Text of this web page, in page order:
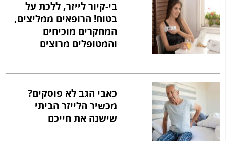
בי-קיור לייזר, ללכת על
בטוח! הרופאים ממליצים,
המחקרים מוכיחים
והמטופלים מרוצים
כאבי הגב לא פוסקים?
מכשיר הלייזר הביתי
שישנה את חייכם